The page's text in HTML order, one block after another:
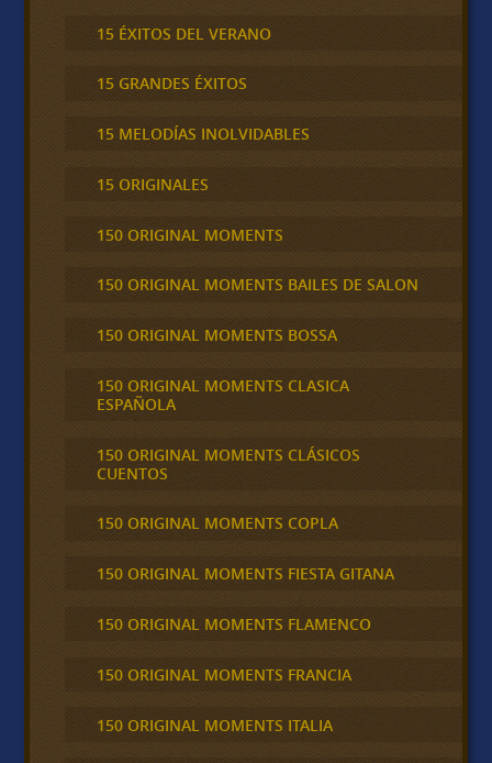
15 ÉXITOS DEL VERANO
15 GRANDES ÉXITOS
15 MELODÍAS INOLVIDABLES
15 ORIGINALES
150 ORIGINAL MOMENTS
150 ORIGINAL MOMENTS BAILES DE SALON
150 ORIGINAL MOMENTS BOSSA
150 ORIGINAL MOMENTS CLASICA
ESPAÑOLA
150 ORIGINAL MOMENTS CLÁSICOS
CUENTOS
150 ORIGINAL MOMENTS COPLA
150 ORIGINAL MOMENTS FIESTA GITANA
150 ORIGINAL MOMENTS FLAMENCO
150 ORIGINAL MOMENTS FRANCIA
150 ORIGINAL MOMENTS ITALIA